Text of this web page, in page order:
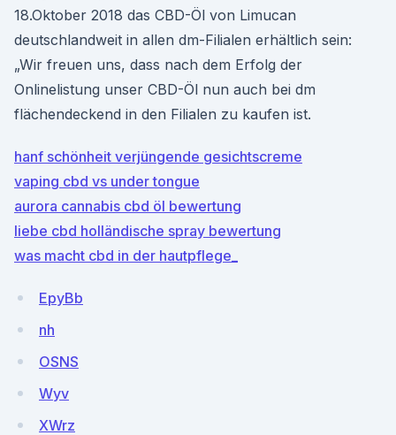
18.Oktober 2018 das CBD-Öl von Limucan
deutschlandweit in allen dm-Filialen erhältlich sein:
„Wir freuen uns, dass nach dem Erfolg der
Onlinelistung unser CBD-Öl nun auch bei dm
flächendeckend in den Filialen zu kaufen ist.
hanf schönheit verjüngende gesichtscreme
vaping cbd vs under tongue
aurora cannabis cbd öl bewertung
liebe cbd holländische spray bewertung
was macht cbd in der hautpflege_
EpyBb
nh
OSNS
Wyv
XWrz